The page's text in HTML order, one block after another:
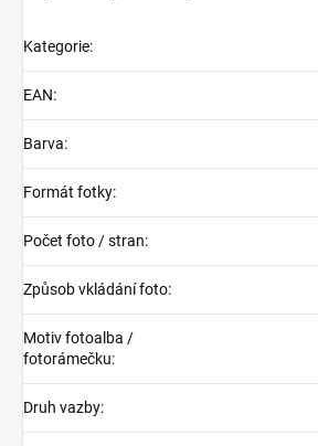
Kategorie:
EAN:
Barva:
Formát fotky:
Počet foto / stran:
Způsob vkládání foto:
Motiv fotoalba /
fotorámečku:
Druh vazby: